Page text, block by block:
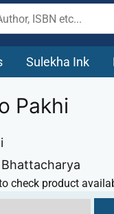
Sulekha Ink
Pakhi
check product